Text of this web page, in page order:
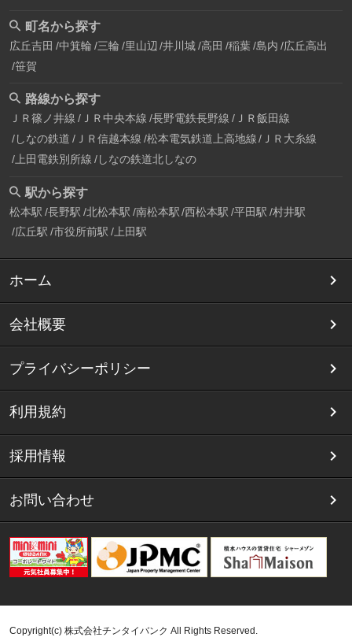
町名から探す
広丘吉田 中箕輪 三輪 里山辺 井川城 高田 稲葉 島内 広丘高出
笹賀
路線から探す
ＪＲ篠ノ井線 ＪＲ中央本線 長野電鉄長野線 ＪＲ飯田線
しなの鉄道 ＪＲ信越本線 松本電気鉄道上高地線
ＪＲ大糸線
上田電鉄別所線 しなの鉄道北しなの
駅から探す
松本駅 長野駅 北松本駅 南松本駅 西松本駅 平田駅 村井駅
広丘駅 市役所前駅 上田駅
ホーム
会社概要
プライバシーポリシー
利用規約
採用情報
お問い合わせ
Copyright(c) 株式会社チンタイバンク All Rights Reserved.